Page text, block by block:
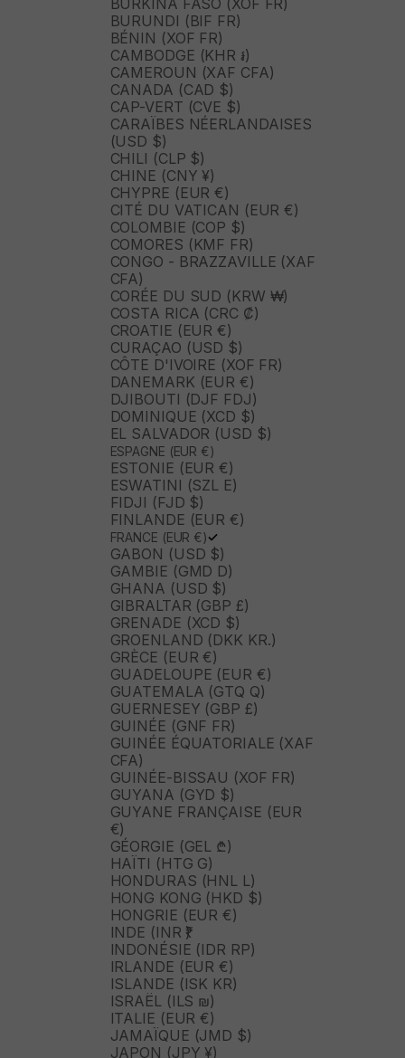
BURKINA FASO (XOF FR)
BURUNDI (BIF FR)
BÉNIN (XOF FR)
CAMBODGE (KHR ៛)
CAMEROUN (XAF CFA)
CANADA (CAD $)
CAP-VERT (CVE $)
CARAÏBES NÉERLANDAISES
(USD $)
CHILI (CLP $)
CHINE (CNY ¥)
CHYPRE (EUR €)
CITÉ DU VATICAN (EUR €)
COLOMBIE (COP $)
COMORES (KMF FR)
CONGO - BRAZZAVILLE (XAF
CFA)
CORÉE DU SUD (KRW ₩)
COSTA RICA (CRC ₡)
CROATIE (EUR €)
CURAÇAO (USD $)
CÔTE D'IVOIRE (XOF FR)
DANEMARK (EUR €)
DJIBOUTI (DJF FDJ)
DOMINIQUE (XCD $)
EL SALVADOR (USD $)
ESPAGNE (EUR €)
ESTONIE (EUR €)
ESWATINI (SZL E)
FIDJI (FJD $)
FINLANDE (EUR €)
FRANCE (EUR €)
GABON (USD $)
GAMBIE (GMD D)
GHANA (USD $)
GIBRALTAR (GBP £)
GRENADE (XCD $)
GROENLAND (DKK KR.)
GRÈCE (EUR €)
GUADELOUPE (EUR €)
GUATEMALA (GTQ Q)
GUERNESEY (GBP £)
GUINÉE (GNF FR)
GUINÉE ÉQUATORIALE (XAF
CFA)
GUINÉE-BISSAU (XOF FR)
GUYANA (GYD $)
GUYANE FRANÇAISE (EUR
€)
GÉORGIE (GEL ₾)
HAÏTI (HTG G)
HONDURAS (HNL L)
HONG KONG (HKD $)
HONGRIE (EUR €)
INDE (INR ₹)
INDONÉSIE (IDR RP)
IRLANDE (EUR €)
ISLANDE (ISK KR)
ISRAËL (ILS ₪)
ITALIE (EUR €)
JAMAÏQUE (JMD $)
JAPON (JPY ¥)